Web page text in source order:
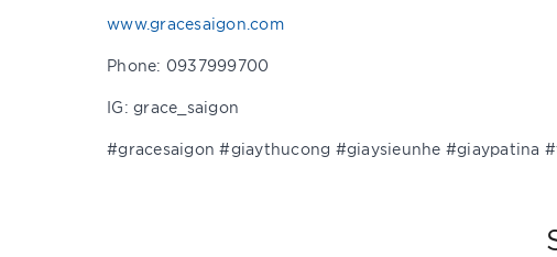
www.gracesaigon.com
Phone: 0937999700
IG: grace_saigon
#gracesaigon #giaythucong #giaysieunhe #giaypatina